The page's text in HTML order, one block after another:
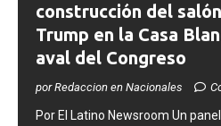
construcción del
Trump en la Casa
aval del Congreso
por Redaccion en Nacionales
​Por El Latino Newsroom Un